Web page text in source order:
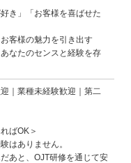
き」「お客様を喜ばせた
客様の魅力を引き出す
なたのセンスと経験を存
｜業種未経験歓迎｜第二
ばOK＞
はありません。
あと、OJT研修を通じて安